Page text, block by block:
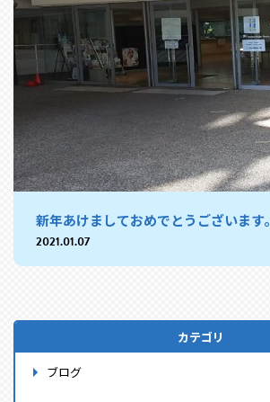
新年あけましておめでとうございます。
2021.01.07
カテゴリ
ブログ